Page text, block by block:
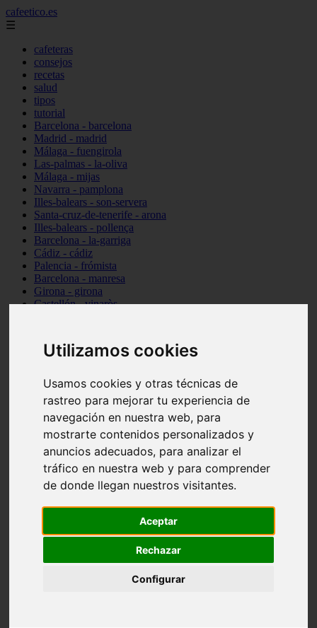
Utilizamos cookies
Usamos cookies y otras técnicas de
rastreo para mejorar tu experiencia de
navegación en nuestra web, para
mostrarte contenidos personalizados y
anuncios adecuados, para analizar el
tráfico en nuestra web y para comprender
de donde llegan nuestros visitantes.
Aceptar
Rechazar
Configurar
cafeetico.es
☰
cafeteras
consejos
recetas
salud
tipos
tutorial
Barcelona - barcelona
Madrid - madrid
Málaga - fuengirola
Las-palmas - la-oliva
Málaga - mijas
Navarra - pamplona
Illes-balears - son-servera
Santa-cruz-de-tenerife - arona
Illes-balears - pollença
Barcelona - la-garriga
Cádiz - cádiz
Palencia - frómista
Barcelona - manresa
Girona - girona
Castellón - vinaròs
Málaga - nerja
Girona - blanes
Málaga - marbella
Asturias - gijón
Girona - figueres
Alicante - santa-pola
Almería - roquetas-de-mar
Girona - tossa-de-mar
Barcelona - sant-cugat-del-vallès
Alicante - l39alfàs-del-pi
Barcelona - vilanova-i-la-geltrú
Castellón - peñíscola
Illes-balears - sant-josep-de-sa-talaia